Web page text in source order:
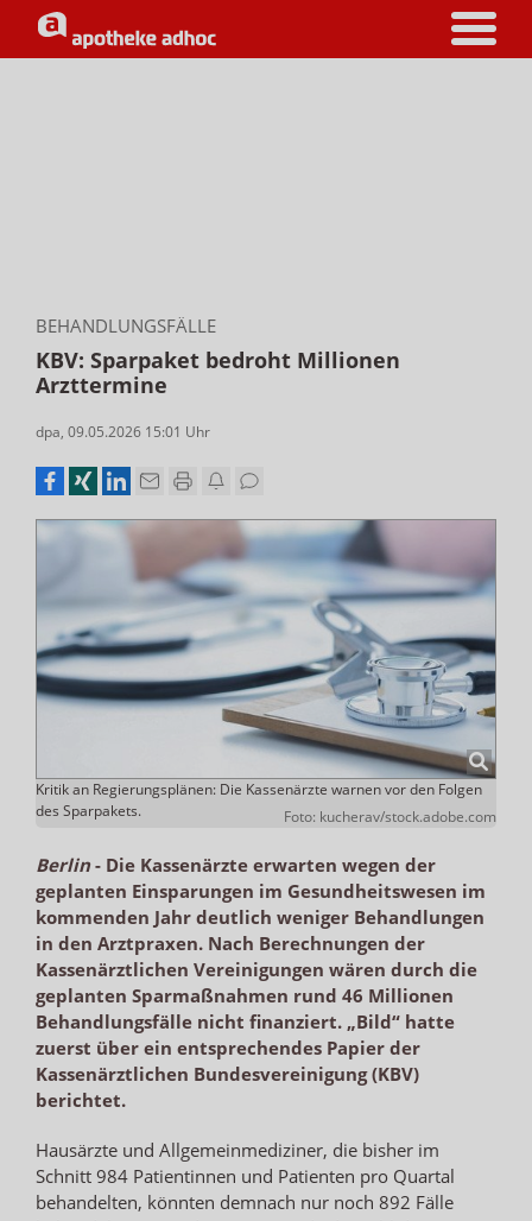
BEHANDLUNGSFÄLLE
KBV: Sparpaket bedroht Millionen
Arzttermine
dpa, 09.05.2026 15:01 Uhr
Kritik an Regierungsplänen: Die Kassenärzte warnen vor den Folgen
des Sparpakets.
Foto: kucherav/stock.adobe.com
Berlin- Die Kassenärzte erwarten wegen der
geplanten Einsparungen im Gesundheitswesen im
kommenden Jahr deutlich weniger Behandlungen
in den Arztpraxen. Nach Berechnungen der
Kassenärztlichen Vereinigungen wären durch die
geplanten Sparmaßnahmen rund 46 Millionen
Behandlungsfälle nicht finanziert. „Bild“ hatte
zuerst über ein entsprechendes Papier der
Kassenärztlichen Bundesvereinigung (KBV)
berichtet.
Hausärzte und Allgemeinmediziner, die bisher im
Schnitt 984 Patientinnen und Patienten pro Quartal
behandelten, könnten demnach nur noch 892 Fälle